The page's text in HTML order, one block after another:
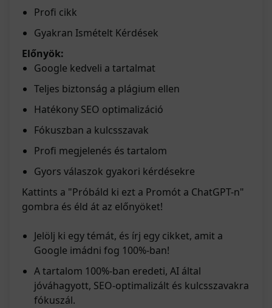
Profi cikk
Gyakran Ismételt Kérdések
Előnyök:
Google kedveli a tartalmat
Teljes biztonság a plágium ellen
Hatékony SEO optimalizáció
Fókuszban a kulcsszavak
Profi megjelenés és tartalom
Gyors válaszok gyakori kérdésekre
Kattints a "Próbáld ki ezt a Promót a ChatGPT-n"
gombra és éld át az előnyöket!
Jelölj ki egy témát, és írj egy cikket, amit a
Google imádni fog 100%-ban!
A tartalom 100%-ban eredeti, AI által
jóváhagyott, SEO-optimalizált és kulcsszavakra
fókuszál.